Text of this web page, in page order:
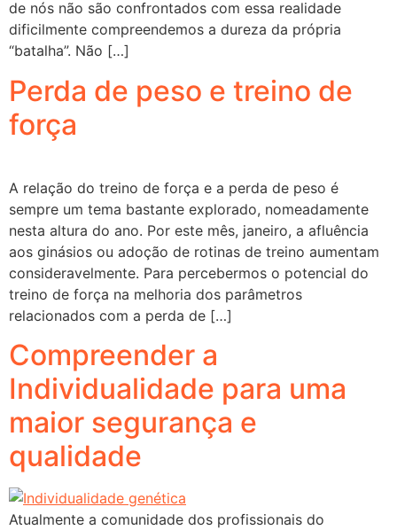
de nós não são confrontados com essa realidade
dificilmente compreendemos a dureza da própria
“batalha”. Não […]
Perda de peso e treino de
força
A relação do treino de força e a perda de peso é
sempre um tema bastante explorado, nomeadamente
nesta altura do ano. Por este mês, janeiro, a afluência
aos ginásios ou adoção de rotinas de treino aumentam
consideravelmente. Para percebermos o potencial do
treino de força na melhoria dos parâmetros
relacionados com a perda de […]
Compreender a
Individualidade para uma
maior segurança e
qualidade
Atualmente a comunidade dos profissionais do